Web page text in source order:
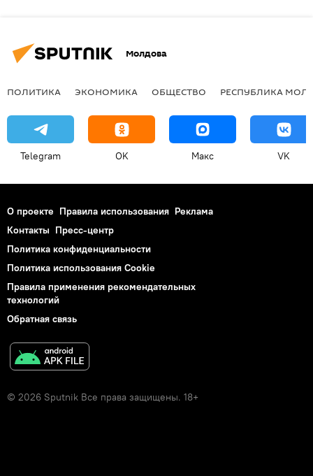
Молдова
ПОЛИТИКА ЭКОНОМИКА ОБЩЕСТВО РЕСПУБЛИКА
Telegram OK Макс VK
О проекте Правила использования Реклама
Контакты Пресс-центр
Политика конфиденциальности
Политика использования Cookie
Правила применения рекомендательных
технологий
Обратная связь
© 2026 Sputnik Все права защищены. 18+